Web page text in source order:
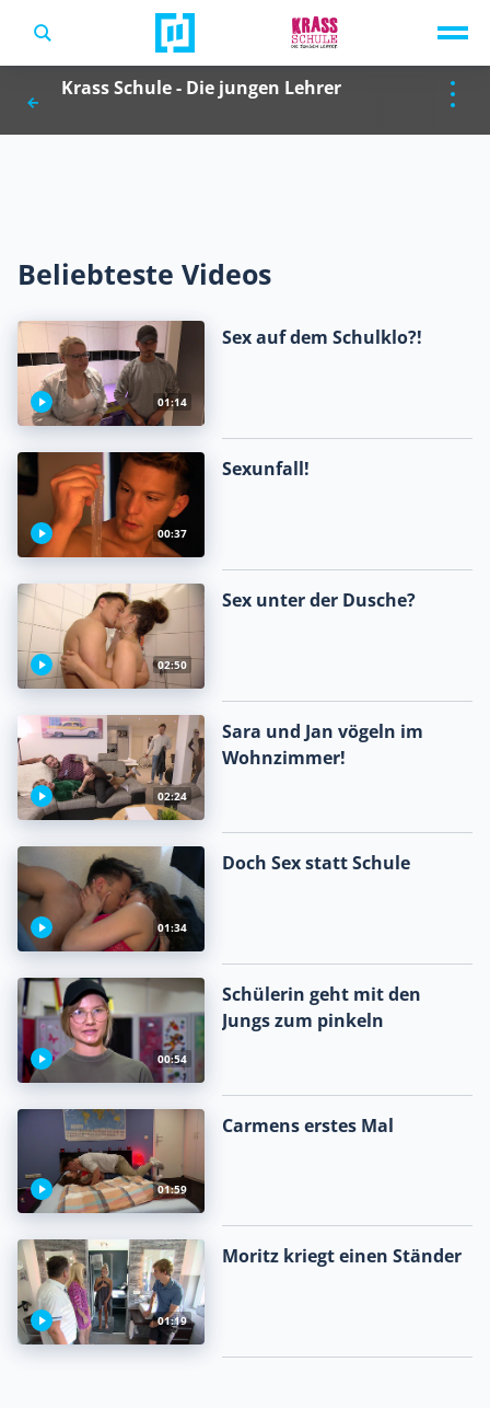
Krass Schule - Die jungen Lehrer
Beliebteste Videos
01:14
Sex auf dem Schulklo?!
00:37
Sexunfall!
02:50
Sex unter der Dusche?
02:24
Sara und Jan vögeln im
Wohnzimmer!
01:34
Doch Sex statt Schule
00:54
Schülerin geht mit den
Jungs zum pinkeln
01:59
Carmens erstes Mal
01:19
Moritz kriegt einen Ständer